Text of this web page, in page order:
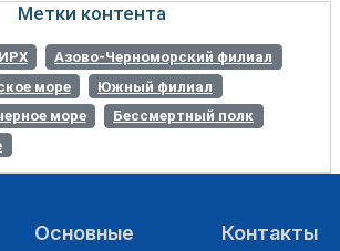
Метки контента
Азово-Черноморский филиал
море
Южный филиал
море
Бессмертный полк
Основные
Контакты